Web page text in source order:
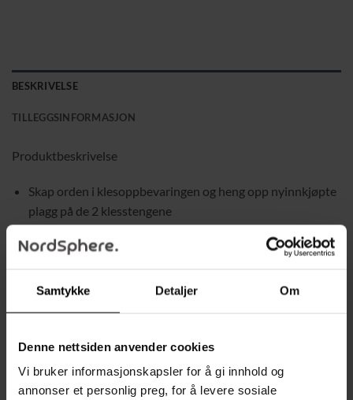
Samtykke Detaljer Om
Denne nettsiden anvender cookies
Vi bruker informasjonskapsler for å gi innhold og
annonser et personlig preg, for å levere sosiale
BESKRIVELSE
TILLEGGSINFORMASJON
Produktbeskrivelse
Skap orden i klesoppbevaringen og heng opp nyinnkjøpte
plagg på de 2 klesstengene
Praktiske hyller gir plass til vesker, sko og andre
Stabil konstruksjon der hver klesstang tåler opptil 30 kg
plastkoblinger, med maks 10 kg per hylleplan